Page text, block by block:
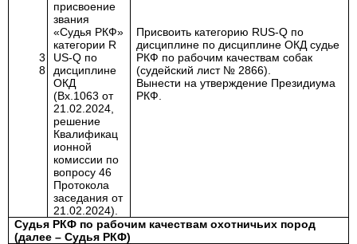
3
8
присвоение
звания
«Судья РКФ»
категории R
US-Q по
дисциплине
ОКД
(Вх.1063 от
21.02.2024,
решение
Квалификац
ионной
комиссии по
вопросу 46
Протокола
заседания от
21.02.2024).
Присвоить категорию RUS-Q по
дисциплине по дисциплине ОКД судье
РКФ по рабочим качествам собак
(судейский лист № 2866).
Вынести на утверждение Президиума
РКФ.
Судья РКФ по рабочим качествам охотничьих пород
(далее – Судья РКФ)